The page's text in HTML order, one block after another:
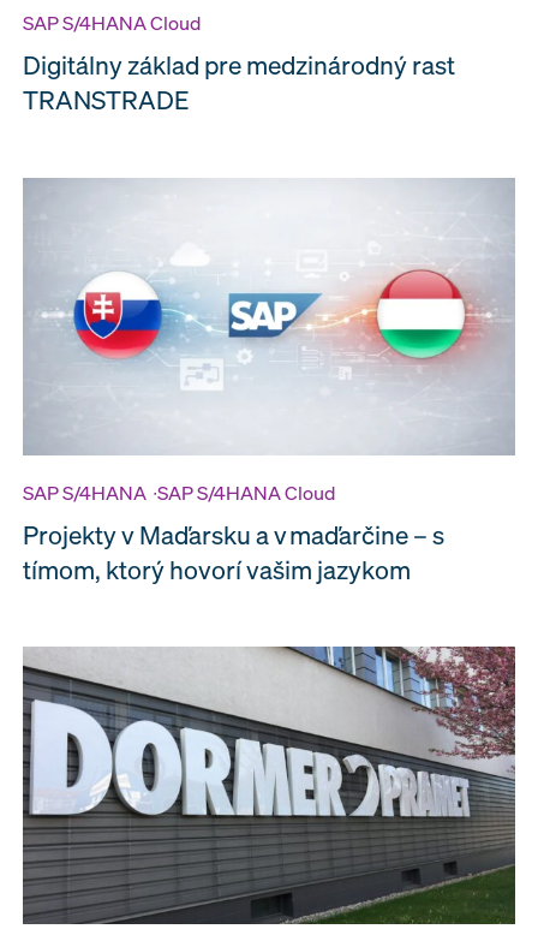
SAP S/4HANA Cloud
Digitálny základ pre medzinárodný rast
TRANSTRADE
SAP S/4HANA ∙SAP S/4HANA Cloud
Projekty v Maďarsku a v maďarčine – s
tímom, ktorý hovorí vašim jazykom